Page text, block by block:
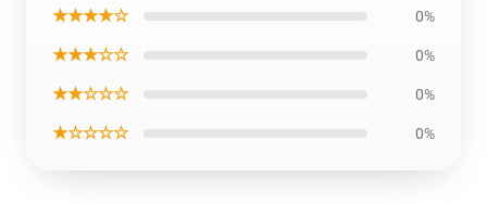
★★★★☆ 0%
★★★☆☆ 0%
★★☆☆☆ 0%
★☆☆☆☆ 0%